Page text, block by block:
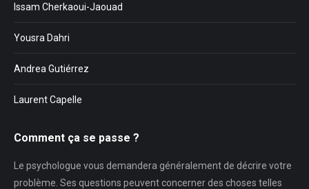
Issam Cherkaoui-Jaouad
Yousra Dahri
Andrea Gutiérrez
Laurent Capelle
Comment ça se passe ?
Le psychologue vous demandera généralement de décrire votre
problème. Ses questions peuvent concerner des choses telles